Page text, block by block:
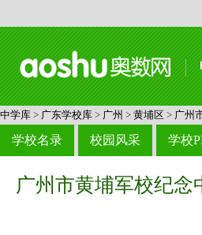
中学库 > 广东学校库 > 广州 > 黄埔区 > 广州
学校名录 校园风采 学校
广州市黄埔军校纪念